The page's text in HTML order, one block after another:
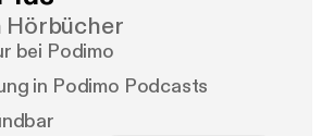
Hörbücher
bei Podimo
in Podimo Podcasts